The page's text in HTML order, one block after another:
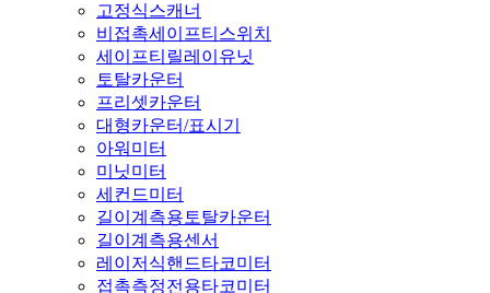
고정식스캐너
비접촉세이프티스위치
세이프티릴레이유닛
토탈카운터
프리셋카운터
대형카운터/표시기
아워미터
미닛미터
세컨드미터
길이계측용토탈카운터
길이계측용센서
레이저식핸드타코미터
접촉측정전용타코미터